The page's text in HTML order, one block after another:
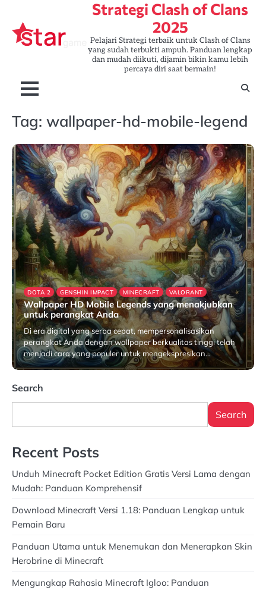
content
Strategi Clash of Clans
2025
Pelajari Strategi terbaik untuk Clash of Clans
yang sudah terbukti ampuh. Panduan lengkap
dan mudah diikuti, dijamin bikin kamu lebih
percaya diri saat bermain!
Tag: wallpaper-hd-mobile-legend
DOTA 2 GENSHIN IMPACT MINECRAFT VALORANT
Wallpaper HD Mobile Legends yang menakjubkan
untuk perangkat Anda
Di era digital yang serba cepat, mempersonalisasikan
perangkat Anda dengan wallpaper berkualitas tinggi telah
menjadi cara yang populer untuk mengekspresikan…
May 28, 2025
Search
Search
Recent Posts
Unduh Minecraft Pocket Edition Gratis Versi Lama dengan
Mudah: Panduan Komprehensif
Download Minecraft Versi 1.18: Panduan Lengkap untuk
Pemain Baru
Panduan Utama untuk Menemukan dan Menerapkan Skin
Herobrine di Minecraft
Mengungkap Rahasia Minecraft Igloo: Panduan